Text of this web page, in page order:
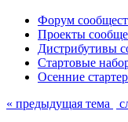
Форум
Проекты
Дистрибутивы
Стартовые
Осенние
« предыдущая тема